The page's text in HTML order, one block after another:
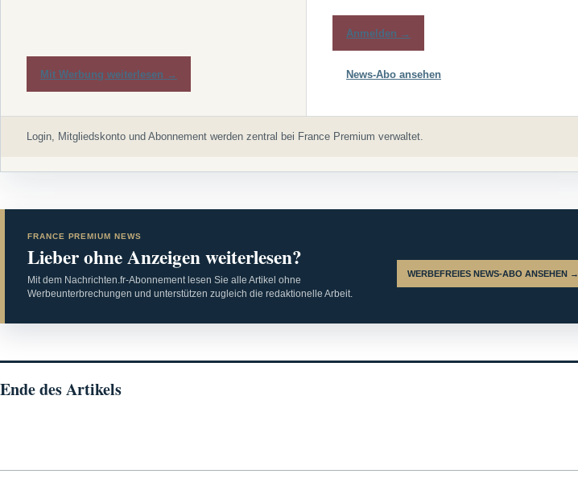
Mit Werbung weiterlesen →
Anmelden →
News-Abo ansehen
Login, Mitgliedskonto und Abonnement werden zentral bei France Premium verwaltet.
FRANCE PREMIUM NEWS
Lieber ohne Anzeigen weiterlesen?
Mit dem Nachrichten.fr-Abonnement lesen Sie alle Artikel ohne
Werbeunterbrechungen und unterstützen zugleich die redaktionelle Arbeit.
WERBEFREIES NEWS-ABO ANSEHEN →
Ende des Artikels